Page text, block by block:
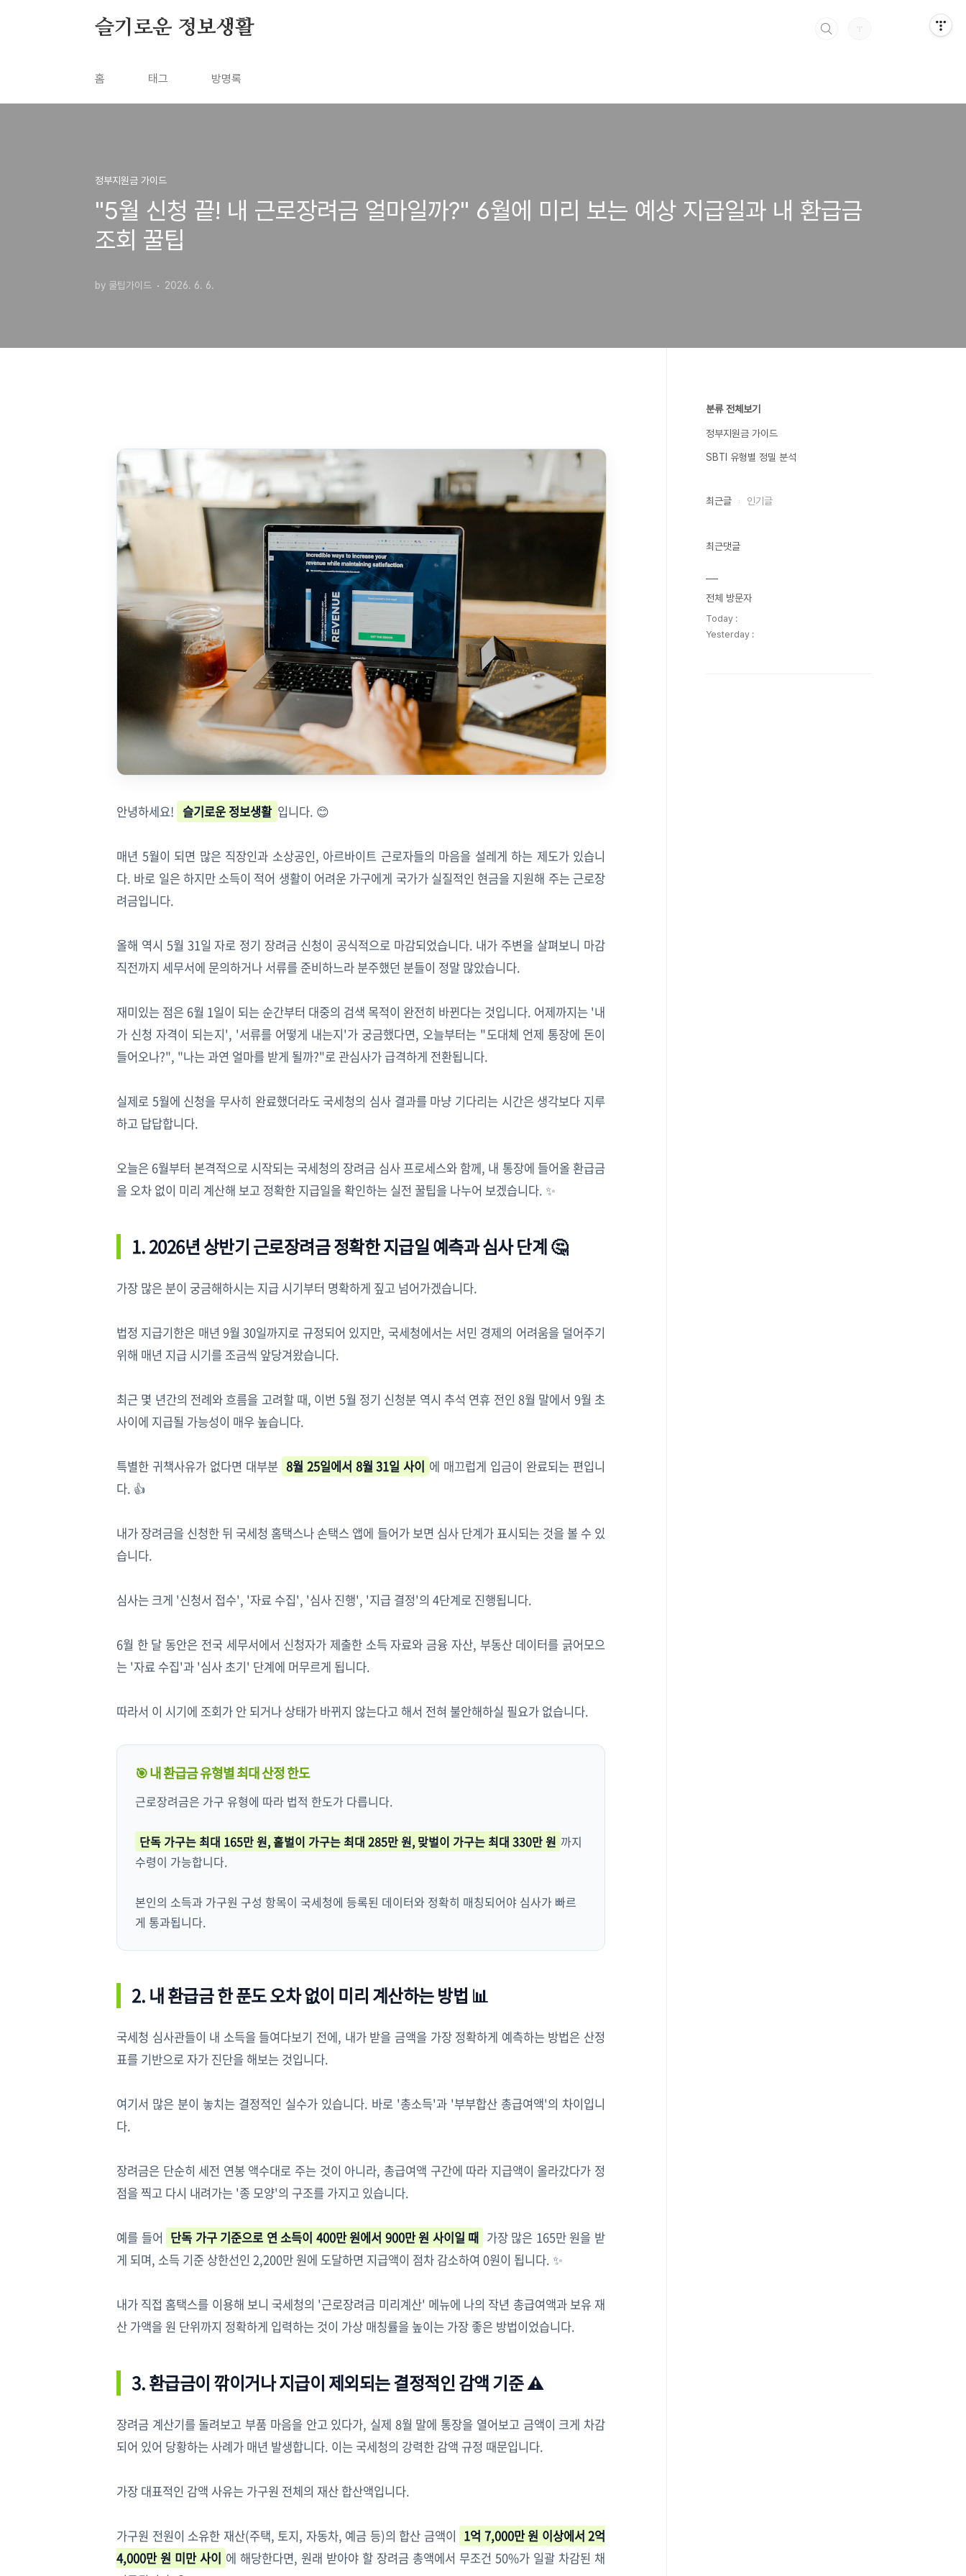
슬기로운 정보생활
홈 태그 방명록
정부지원금 가이드
"5월 신청 끝! 내 근로장려금 얼마일까?" 6월에 미리 보는 예상 지급일과 내 환급금
조회 꿀팁
by 쿨팁가이드 2026. 6. 6.
안녕하세요! 슬기로운 정보생활 입니다. 😊
매년 5월이 되면 많은 직장인과 소상공인, 아르바이트 근로자들의 마음을 설레게 하는 제도가 있습니
다. 바로 일은 하지만 소득이 적어 생활이 어려운 가구에게 국가가 실질적인 현금을 지원해 주는 근로장
려금입니다.
올해 역시 5월 31일 자로 정기 장려금 신청이 공식적으로 마감되었습니다. 내가 주변을 살펴보니 마감
직전까지 세무서에 문의하거나 서류를 준비하느라 분주했던 분들이 정말 많았습니다.
재미있는 점은 6월 1일이 되는 순간부터 대중의 검색 목적이 완전히 바뀐다는 것입니다. 어제까지는 '내
가 신청 자격이 되는지', '서류를 어떻게 내는지'가 궁금했다면, 오늘부터는 "도대체 언제 통장에 돈이
들어오나?", "나는 과연 얼마를 받게 될까?"로 관심사가 급격하게 전환됩니다.
실제로 5월에 신청을 무사히 완료했더라도 국세청의 심사 결과를 마냥 기다리는 시간은 생각보다 지루
하고 답답합니다.
오늘은 6월부터 본격적으로 시작되는 국세청의 장려금 심사 프로세스와 함께, 내 통장에 들어올 환급금
을 오차 없이 미리 계산해 보고 정확한 지급일을 확인하는 실전 꿀팁을 나누어 보겠습니다. ✨
1. 2026년 상반기 근로장려금 정확한 지급일 예측과 심사 단계 🤔
가장 많은 분이 궁금해하시는 지급 시기부터 명확하게 짚고 넘어가겠습니다.
법정 지급기한은 매년 9월 30일까지로 규정되어 있지만, 국세청에서는 서민 경제의 어려움을 덜어주기
위해 매년 지급 시기를 조금씩 앞당겨왔습니다.
최근 몇 년간의 전례와 흐름을 고려할 때, 이번 5월 정기 신청분 역시 추석 연휴 전인 8월 말에서 9월 초
사이에 지급될 가능성이 매우 높습니다.
특별한 귀책사유가 없다면 대부분 8월 25일에서 8월 31일 사이 에 매끄럽게 입금이 완료되는 편입니
다. 👍
내가 장려금을 신청한 뒤 국세청 홈택스나 손택스 앱에 들어가 보면 심사 단계가 표시되는 것을 볼 수 있
습니다.
심사는 크게 '신청서 접수', '자료 수집', '심사 진행', '지급 결정'의 4단계로 진행됩니다.
6월 한 달 동안은 전국 세무서에서 신청자가 제출한 소득 자료와 금융 자산, 부동산 데이터를 긁어모으
는 '자료 수집'과 '심사 초기' 단계에 머무르게 됩니다.
따라서 이 시기에 조회가 안 되거나 상태가 바뀌지 않는다고 해서 전혀 불안해하실 필요가 없습니다.
🎯 내 환급금 유형별 최대 산정 한도
근로장려금은 가구 유형에 따라 법적 한도가 다릅니다.
단독 가구는 최대 165만 원, 홑벌이 가구는 최대 285만 원, 맞벌이 가구는 최대 330만 원 까지
수령이 가능합니다.
본인의 소득과 가구원 구성 항목이 국세청에 등록된 데이터와 정확히 매칭되어야 심사가 빠르
게 통과됩니다.
2. 내 환급금 한 푼도 오차 없이 미리 계산하는 방법 📊
국세청 심사관들이 내 소득을 들여다보기 전에, 내가 받을 금액을 가장 정확하게 예측하는 방법은 산정
표를 기반으로 자가 진단을 해보는 것입니다.
여기서 많은 분이 놓치는 결정적인 실수가 있습니다. 바로 '총소득'과 '부부합산 총급여액'의 차이입니
다.
장려금은 단순히 세전 연봉 액수대로 주는 것이 아니라, 총급여액 구간에 따라 지급액이 올라갔다가 정
점을 찍고 다시 내려가는 '종 모양'의 구조를 가지고 있습니다.
예를 들어 단독 가구 기준으로 연 소득이 400만 원에서 900만 원 사이일 때 가장 많은 165만 원을 받
게 되며, 소득 기준 상한선인 2,200만 원에 도달하면 지급액이 점차 감소하여 0원이 됩니다. ✨
내가 직접 홈택스를 이용해 보니 국세청의 '근로장려금 미리계산' 메뉴에 나의 작년 총급여액과 보유 재
산 가액을 원 단위까지 정확하게 입력하는 것이 가상 매칭률을 높이는 가장 좋은 방법이었습니다.
3. 환급금이 깎이거나 지급이 제외되는 결정적인 감액 기준 ⚠️
장려금 계산기를 돌려보고 부품 마음을 안고 있다가, 실제 8월 말에 통장을 열어보고 금액이 크게 차감
되어 있어 당황하는 사례가 매년 발생합니다. 이는 국세청의 강력한 감액 규정 때문입니다.
가장 대표적인 감액 사유는 가구원 전체의 재산 합산액입니다.
가구원 전원이 소유한 재산(주택, 토지, 자동차, 예금 등)의 합산 금액이 1억 7,000만 원 이상에서 2억
4,000만 원 미만 사이 에 해당한다면, 원래 받아야 할 장려금 총액에서 무조건 50%가 일괄 차감된 채
분류 전체보기
정부지원금 가이드
SBTI 유형별 정밀 분석
최근글 인기글
최근댓글
전체 방문자
Today :
Yesterday :